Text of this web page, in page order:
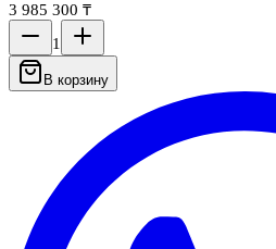
3 985 300 ₸
1
В корзину